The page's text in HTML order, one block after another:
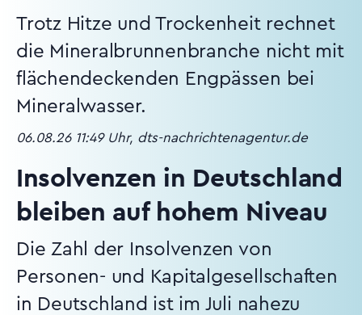
Trotz Hitze und Trockenheit rechnet
die Mineralbrunnenbranche nicht mit
flächendeckenden Engpässen bei
Mineralwasser.
06.08.26 11:49 Uhr, dts-nachrichtenagentur.de
Insolvenzen in Deutschland
bleiben auf hohem Niveau
Die Zahl der Insolvenzen von
Personen- und Kapitalgesellschaften
in Deutschland ist im Juli nahezu